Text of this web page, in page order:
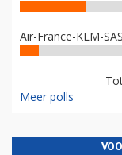
Air-France-KLM-
Meer polls